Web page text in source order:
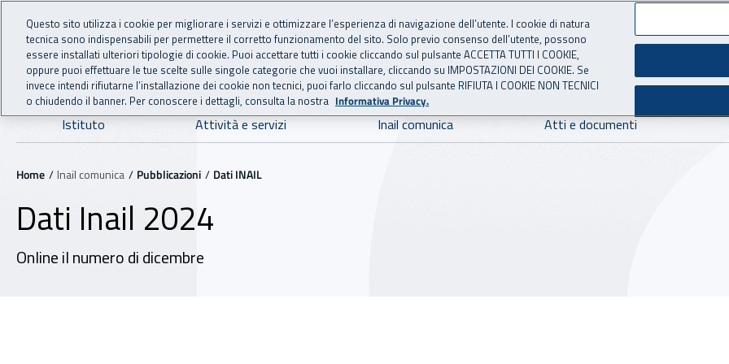
Vai al menu principale
Vai al contenuto principale
INAIL - Istituto Nazionale per l'Assicurazione
Navigazione principale
Istituto Attività e servizi Inail comunica Atti e documenti
Navigazione - Ti trovi in:
Home Inail comunica Pubblicazioni Dati INAIL
Dati Inail 2024
Online il numero di dicembre
Questo sito utilizza i cookie per migliorare i servizi e ottimizzare l’esperienza di navigazione dell’utente. I cookie di natura
tecnica sono indispensabili per permettere il corretto funzionamento del sito. Solo previo consenso dell’utente, possono
essere installati ulteriori tipologie di cookie. Puoi accettare tutti i cookie cliccando sul pulsante ACCETTA TUTTI I COOKIE,
oppure puoi effettuare le tue scelte sulle singole categorie che vuoi installare, cliccando su IMPOSTAZIONI DEI COOKIE. Se
invece intendi rifiutarne l’installazione dei cookie non tecnici, puoi farlo cliccando sul pulsante RIFIUTA I COOKIE NON TECNICI
o chiudendo il banner. Per conoscere i dettagli, consulta la nostra Informativa Privacy.